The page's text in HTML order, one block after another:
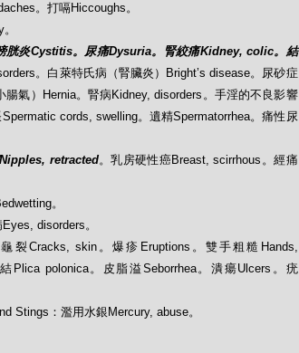
。打嗝Hiccoughs。
胱炎Cystitis。尿痛Dysuria。腎絞痛Kidney, colic。結
。白萊特氏病（腎臟炎）Bright’s disease。尿砂症
氣）Hernia。腎病Kidney, disorders。手淫的不良影響
cords, swelling。遺精Spermatorrhea。痛性尿
retracted。乳房硬性癌Breast, scirrhous。經痛
。
disorders。
裂Cracks, skin。爆疹Eruptions。雙手粗糙Hands,
Plica polonica。皮脂溢Seborrhea。潰瘍Ulcers。疣
Stings：濫用水銀Mercury, abuse。